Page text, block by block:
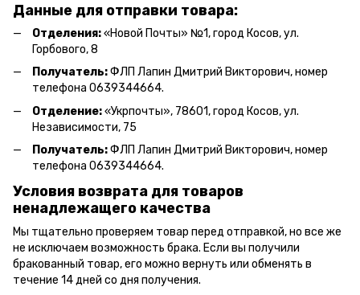
Данные для отправки товара:
Отделения:«Новой Почты» №1, город Косов,ул.
Горбового, 8
Получатель:ФЛП Лапин Дмитрий Викторович, номер
телефона 0639344664.
Отделение:«Укрпочты», 78601, город Косов, ул.
Независимости, 75
Получатель:ФЛП Лапин Дмитрий Викторович, номер
телефона 0639344664.
Условия возврата для товаров
ненадлежащего качества
Мы тщательно проверяем товар перед отправкой, но все же
не исключаем возможность брака. Если вы получили
бракованный товар, его можно вернуть или обменять в
течение 14 дней со дня получения.